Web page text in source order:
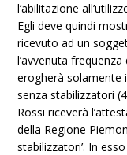
l’abilitazione
Egli deve quindi
ricevuto ad un
l’avvenuta
erogherà solamente
senza stabilizzatori
Rossi riceverà
della Regione
stabilizzatori’. In